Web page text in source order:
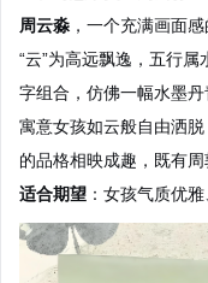
周云淼 ，一个充满画面
“云”为高远飘逸，五行
字组合，仿佛一幅水墨丹
寓意女孩如云般自由洒
的品格相映成趣，既有
适合期望 ：女孩气质优